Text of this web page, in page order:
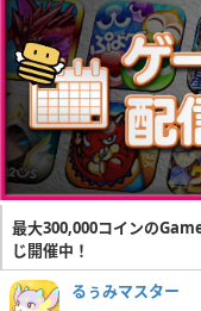
最大300,000コインの
じ開催中！
るぅみマスター